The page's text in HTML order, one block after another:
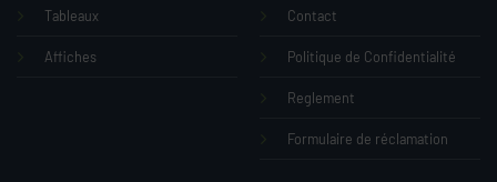
Tableaux
Affiches
Contact
Politique de Confidentialité
Reglement
Formulaire de réclamation